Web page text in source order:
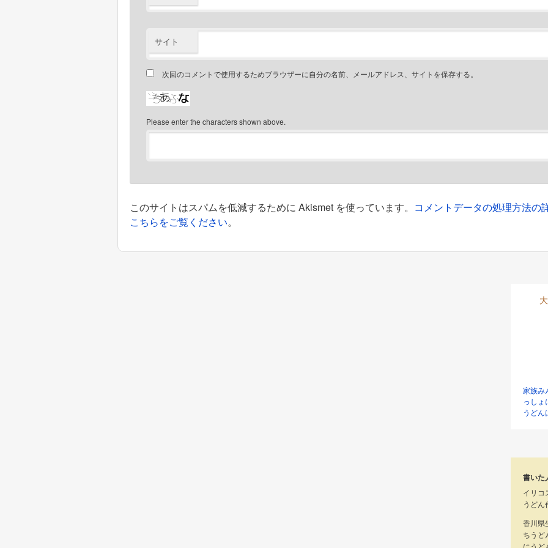
サイト
次回のコメントで使用するためブラウザーに自分の名前、メールアドレス、サイトを保存する。
Please enter the characters shown above.
このサイトはスパムを低減するために Akismet を使っています。 コメントデータの処理方法の
こちらをご覧ください。
家族み
っしょ
うどん
書いた
イリコ
うどん
香川県
ちうど